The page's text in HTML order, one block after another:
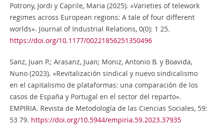
Potrony, Jordi y Caprile, Maria (2025). «Varieties of telework
regimes across European regions: A tale of four different
worlds». Journal of Industrial Relations, 0(0): 1 25.
https://doi.org/10.1177/00221856251350496
Sanz, Juan P.; Arasanz, Juan; Moniz, Antonio B. y Boavida,
Nuno (2023). «Revitalización sindical y nuevo sindicalismo
en el capitalismo de plataformas: una comparación de los
casos de España y Portugal en el sector del reparto».
EMPIRIA. Revista de Metodología de las Ciencias Sociales, 59:
53 79. https://doi.org/10.5944/empiria.59.2023.37935